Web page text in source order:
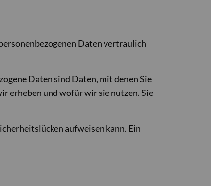
Daten vertraulich
Daten sind Daten, mit denen Sie
erheben und wofür wir sie nutzen. Sie
aufweisen kann. Ein